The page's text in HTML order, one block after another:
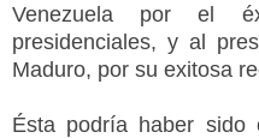
Venezuela por el
presidenciales, y al
Maduro, por su exitosa
Ésta podría haber sido